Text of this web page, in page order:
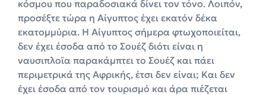
κόσμου που παραδοσιακά δίνει τον τόνο. Λοιπόν,
προσέξτε τώρα η Αίγυπτος έχει εκατόν δέκα
εκατομμύρια. Η Αίγυπτος σήμερα φτωχοποιείται,
δεν έχει έσοδα από το Σουέζ διότι είναι η
ναυσιπλοϊα παρακάμπτει το Σουέζ και πάει
περιμετρικά της Αφρικής, έτσι δεν είναι; Και δεν
έχει έσοδα από τον τουρισμό και άρα πιέζεται